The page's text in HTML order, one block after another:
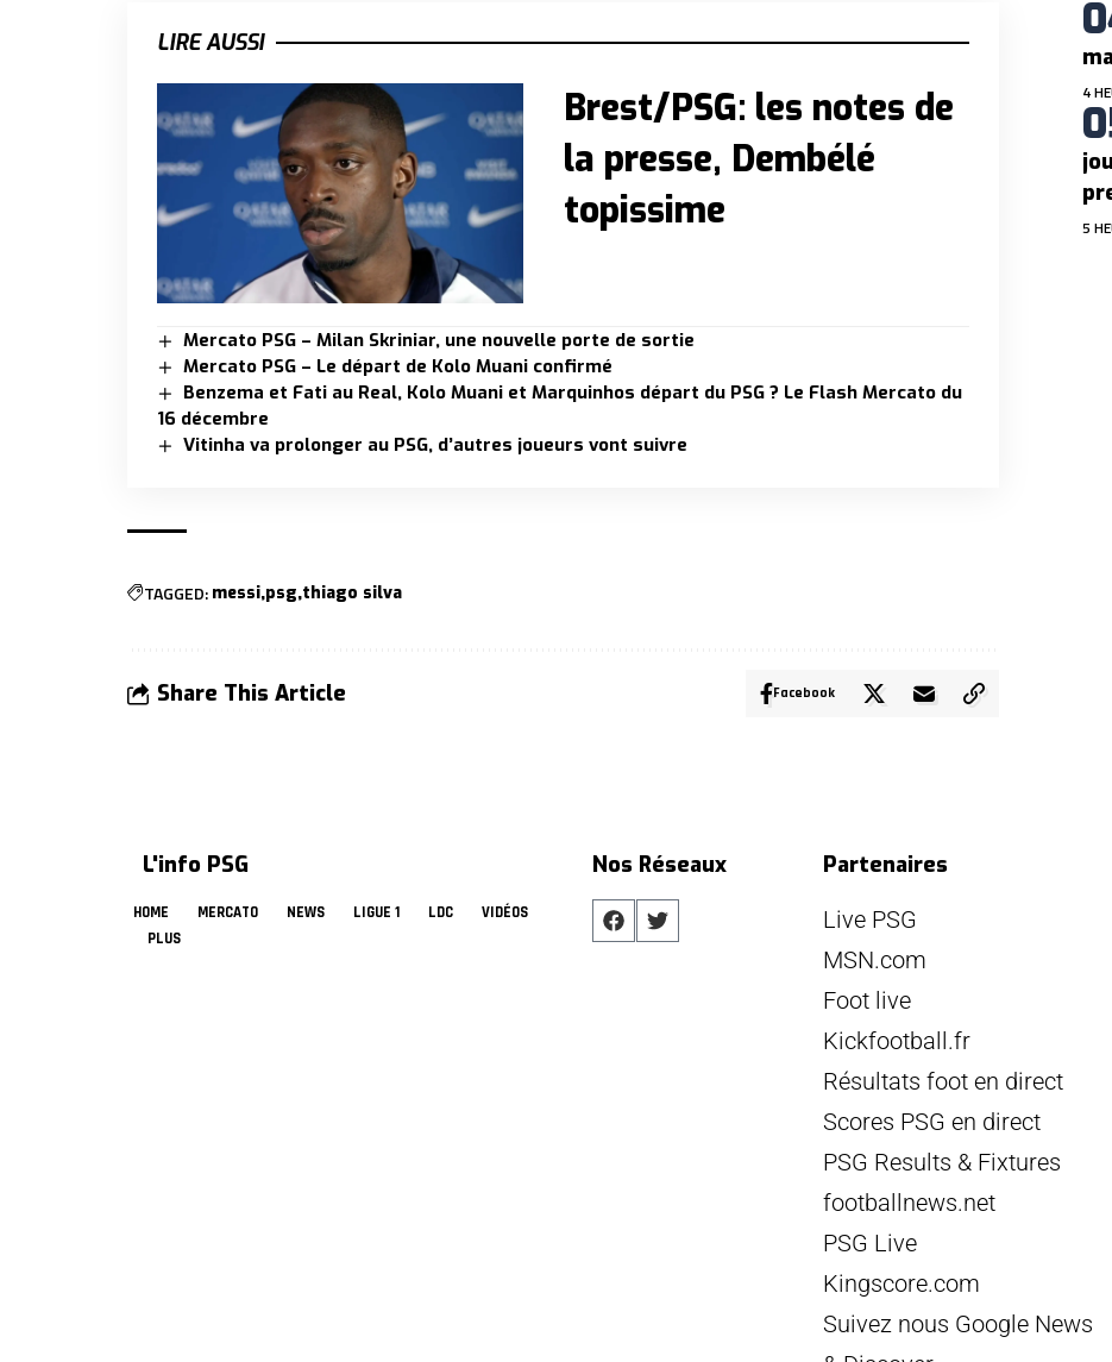
LIRE AUSSI
Brest/PSG: les notes de
la presse, Dembélé
topissime
Mercato PSG – Milan Skriniar, une nouvelle porte de sortie
Mercato PSG – Le départ de Kolo Muani confirmé
Benzema et Fati au Real, Kolo Muani et Marquinhos départ du PSG ? Le Flash Mercato du
16 décembre
Vitinha va prolonger au PSG, d’autres joueurs vont suivre
TAGGED: messi psg thiago silva
Share This Article Facebook
4
5
L'info PSG
HOME MERCATO NEWS LIGUE 1 LDC
VIDÉOS
PLUS
Nos Réseaux
Partenaires
Live PSG
MSN.com
Foot live
Kickfootball.fr
Résultats foot en direct
Scores PSG en direct
PSG Results & Fixtures
footballnews.net
PSG Live
Kingscore.com
Suivez nous Google News